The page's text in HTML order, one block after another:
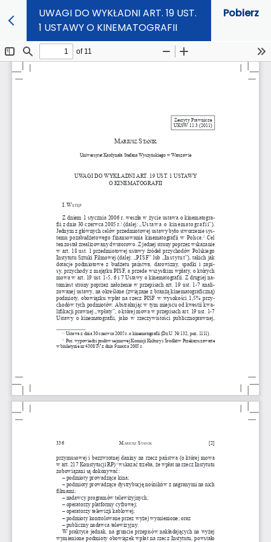
UWAGI DO WYKŁADNI ART. 19 UST.
1 USTAWY O KINEMATOGRAFII
Pobierz